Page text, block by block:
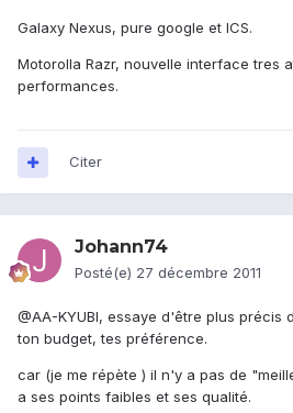
Galaxy Nexus, pure google et ICS.
Motorolla Razr, nouvelle interface tres
performances.
Citer
Johann74
Posté(e) 27 décembre 2011
@AA-KYUBI, essaye d'être plus précis
ton budget, tes préférence.
car (je me répète ) il n'y a pas de
a ses points faibles et ses qualité.